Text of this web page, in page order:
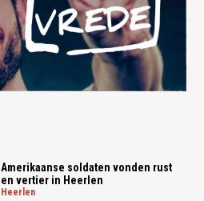
Amerikaanse soldaten vonden rust
en vertier in Heerlen
heerlen